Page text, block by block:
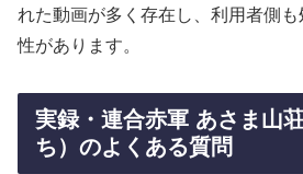
れた動画が多く存在し、利用者側
性があります。
実録・連合赤軍 あさま山
ち）のよくある質問